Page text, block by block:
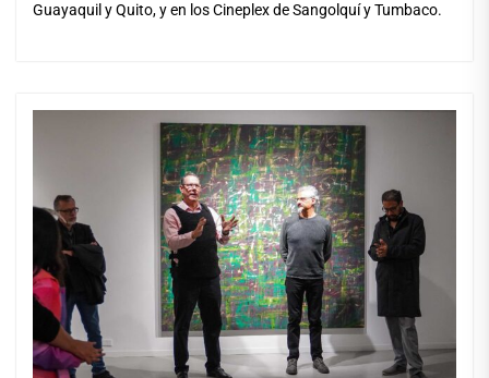
Guayaquil y Quito, y en los Cineplex de Sangolquí y Tumbaco.